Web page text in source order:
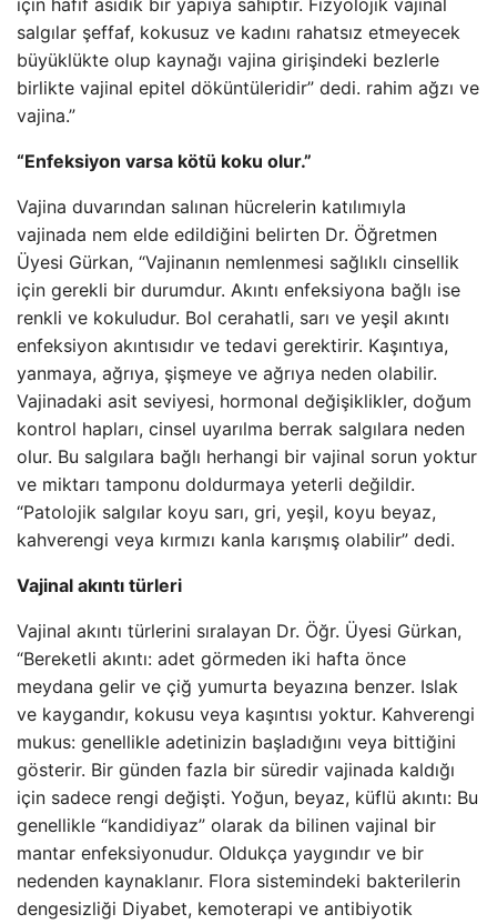
için hafif asidik bir yapıya sahiptir. Fizyolojik vajinal
salgılar şeffaf, kokusuz ve kadını rahatsız etmeyecek
büyüklükte olup kaynağı vajina girişindeki bezlerle
birlikte vajinal epitel döküntüleridir” dedi. rahim ağzı ve
vajina.”
“Enfeksiyon varsa kötü koku olur.”
Vajina duvarından salınan hücrelerin katılımıyla
vajinada nem elde edildiğini belirten Dr. Öğretmen
Üyesi Gürkan, “Vajinanın nemlenmesi sağlıklı cinsellik
için gerekli bir durumdur. Akıntı enfeksiyona bağlı ise
renkli ve kokuludur. Bol cerahatli, sarı ve yeşil akıntı
enfeksiyon akıntısıdır ve tedavi gerektirir. Kaşıntıya,
yanmaya, ağrıya, şişmeye ve ağrıya neden olabilir.
Vajinadaki asit seviyesi, hormonal değişiklikler, doğum
kontrol hapları, cinsel uyarılma berrak salgılara neden
olur. Bu salgılara bağlı herhangi bir vajinal sorun yoktur
ve miktarı tamponu doldurmaya yeterli değildir.
“Patolojik salgılar koyu sarı, gri, yeşil, koyu beyaz,
kahverengi veya kırmızı kanla karışmış olabilir” dedi.
Vajinal akıntı türleri
Vajinal akıntı türlerini sıralayan Dr. Öğr. Üyesi Gürkan,
“Bereketli akıntı: adet görmeden iki hafta önce
meydana gelir ve çiğ yumurta beyazına benzer. Islak
ve kaygandır, kokusu veya kaşıntısı yoktur. Kahverengi
mukus: genellikle adetinizin başladığını veya bittiğini
gösterir. Bir günden fazla bir süredir vajinada kaldığı
için sadece rengi değişti. Yoğun, beyaz, küflü akıntı: Bu
genellikle “kandidiyaz” olarak da bilinen vajinal bir
mantar enfeksiyonudur. Oldukça yaygındır ve bir
nedenden kaynaklanır. Flora sistemindeki bakterilerin
dengesizliği Diyabet, kemoterapi ve antibiyotik